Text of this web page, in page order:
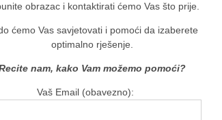
obrazac i kontaktirati ćemo Vas što prije.
ćemo Vas savjetovati i pomoći da izaberete
optimalno rješenje.
nam, kako Vam možemo pomoći?
Vaš Email (obavezno):